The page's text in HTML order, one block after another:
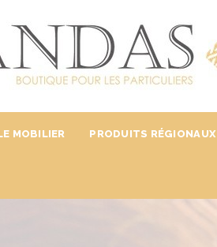
MOBILIER PRODUITS RÉGIONAUX